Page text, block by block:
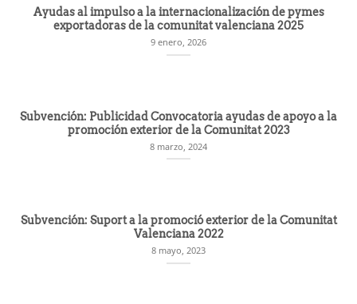
Ayudas al impulso a la internacionalización de pymes
exportadoras de la comunitat valenciana 2025
9 enero, 2026
Subvención: Publicidad Convocatoria ayudas de apoyo a la
promoción exterior de la Comunitat 2023
8 marzo, 2024
Subvención: Suport a la promoció exterior de la Comunitat
Valenciana 2022
8 mayo, 2023